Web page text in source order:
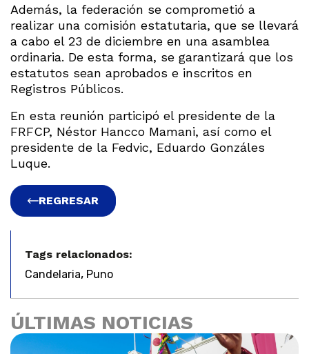
Además, la federación se comprometió a
realizar una comisión estatutaria, que se llevará
a cabo el 23 de diciembre en una asamblea
ordinaria. De esta forma, se garantizará que los
estatutos sean aprobados e inscritos en
Registros Públicos.
En esta reunión participó el presidente de la
FRFCP, Néstor Hancco Mamani, así como el
presidente de la Fedvic, Eduardo Gonzáles
Luque.
REGRESAR
Tags relacionados:
Candelaria, Puno
ÚLTIMAS NOTICIAS